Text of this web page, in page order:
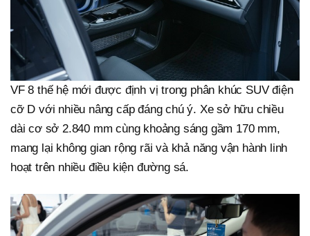
VF 8 thế hệ mới được định vị trong phân khúc SUV điện
cỡ D với nhiều nâng cấp đáng chú ý. Xe sở hữu chiều
dài cơ sở 2.840 mm cùng khoảng sáng gầm 170 mm,
mang lại không gian rộng rãi và khả năng vận hành linh
hoạt trên nhiều điều kiện đường sá.